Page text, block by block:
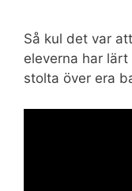
Så kul det var
eleverna har lärt
stolta över era